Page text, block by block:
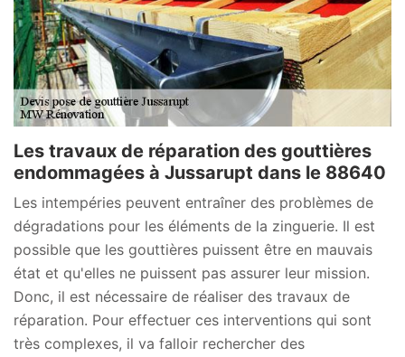
Les travaux de réparation des gouttières
endommagées à Jussarupt dans le 88640
Les intempéries peuvent entraîner des problèmes de
dégradations pour les éléments de la zinguerie. Il est
possible que les gouttières puissent être en mauvais
état et qu'elles ne puissent pas assurer leur mission.
Donc, il est nécessaire de réaliser des travaux de
réparation. Pour effectuer ces interventions qui sont
très complexes, il va falloir rechercher des